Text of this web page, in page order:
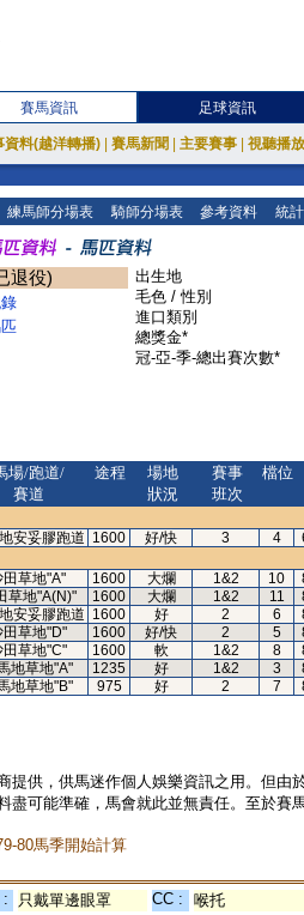
賽馬資訊 足球資訊
資料(越洋轉播) 賽馬新聞 主要賽事 視聽播
練馬師分場表 騎師分場表 參考資料 統
退役)
出生地
毛色 / 性別
進口類別
總獎金*
冠-亞-季-總出賽次數*
場/跑道/
賽道
途程
場地
狀況
賽事
班次
檔位
安妥膠跑道 1600 好/快 3 4
田草地"A" 1600 大爛 1&2 10
草地"A(N)" 1600 大爛 1&2 11
安妥膠跑道 1600 好 2 6
田草地"D" 1600 好/快 2 5
田草地"C" 1600 軟 1&2 8
地草地"A" 1235 好 1&2 3
地草地"B" 975 好 2 7
提供，供馬迷作個人娛樂資訊之用。但
盡可能準確，馬會就此並無責任。至於賽
80馬季開始計算
: 只戴單邊眼罩 CC :
喉托